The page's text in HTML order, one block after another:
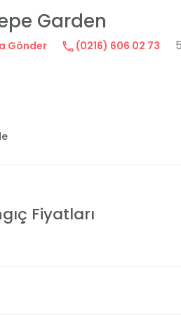
Garden
Gönder (0216) 606 02 73
Fiyatları